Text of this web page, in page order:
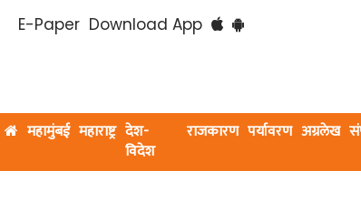
E-Paper Download App
महामुंबई महाराष्ट्र देश-
विदेश
राजकारण पर्यावरण अग्रलेख